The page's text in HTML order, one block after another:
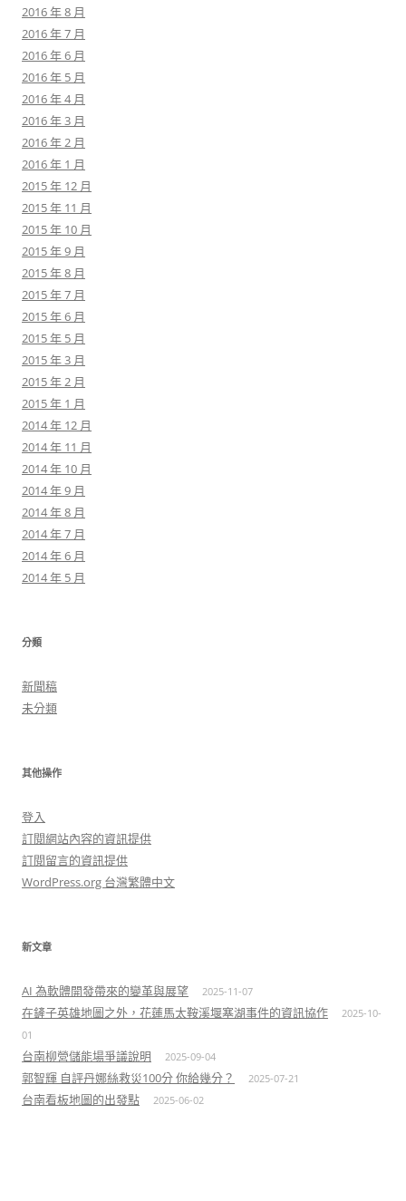
2016 年 8 月
2016 年 7 月
2016 年 6 月
2016 年 5 月
2016 年 4 月
2016 年 3 月
2016 年 2 月
2016 年 1 月
2015 年 12 月
2015 年 11 月
2015 年 10 月
2015 年 9 月
2015 年 8 月
2015 年 7 月
2015 年 6 月
2015 年 5 月
2015 年 3 月
2015 年 2 月
2015 年 1 月
2014 年 12 月
2014 年 11 月
2014 年 10 月
2014 年 9 月
2014 年 8 月
2014 年 7 月
2014 年 6 月
2014 年 5 月
分類
新聞稿
未分類
其他操作
登入
訂閱網站內容的資訊提供
訂閱留言的資訊提供
WordPress.org 台灣繁體中文
新文章
AI 為軟體開發帶來的變革與展望 2025-11-07
在鏟子英雄地圖之外，花蓮馬太鞍溪堰塞湖事件的資訊協作
2025-10-
01
台南柳營儲能場爭議說明 2025-09-04
郭智輝 自評丹娜絲救災100分 你給幾分？ 2025-07-21
台南看板地圖的出發點 2025-06-02